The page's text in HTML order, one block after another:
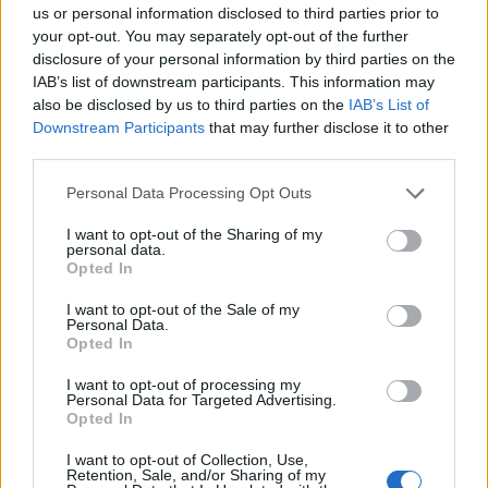
us or personal information disclosed to third parties prior to
your opt-out. You may separately opt-out of the further
disclosure of your personal information by third parties on the
IAB’s list of downstream participants. This information may
also be disclosed by us to third parties on the IAB’s List of
Downstream Participants that may further disclose it to other
Personal Data Processing Opt Outs
I want to opt-out of the Sharing of my
personal data.
Opted In
I want to opt-out of the Sale of my
Personal Data.
Opted In
I want to opt-out of processing my
Personal Data for Targeted Advertising.
Opted In
I want to opt-out of Collection, Use,
Retention, Sale, and/or Sharing of my
Këmbimi valutor/ Me sa
blihen e shiten dollari dhe
euro, çfarë ndodh me
monedhat e tjera
Revolta qytetare hyn sot
në ditën e 68-të!
Protestuesit të vendosur
deri në dorëheqjen e
kryeministrit Rama
Në Shqipëri regjistrohen
rreth 39 mijë shtetas të
huaj, 60% e tyre për të
punuar! Numrin më të
madhe të lejeve të
qëndrimit e kanë…
Parashikimi i motit për
2026/ Temperaturat
arrijnë deri ne 38 gradë